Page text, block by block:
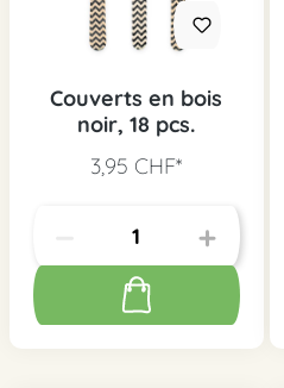
Couverts en bois
noir, 18 pcs.
3,95 CHF*